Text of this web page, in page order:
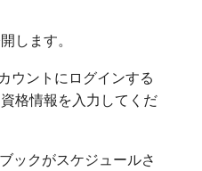
します。
ウントにログインする
格情報を入力してくだ
ックがスケジュールさ